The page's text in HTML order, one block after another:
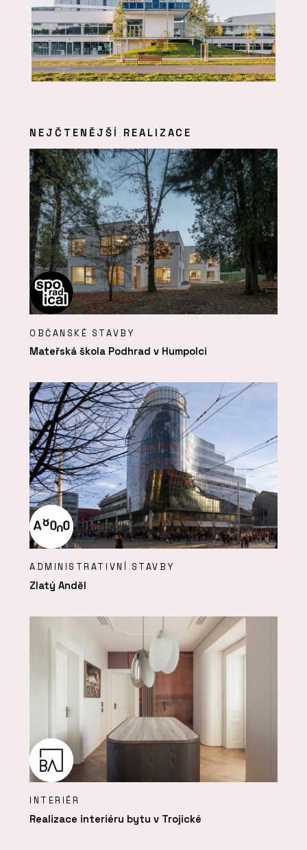
NEJČTENĚJŠÍ REALIZACE
OBČANSKÉ STAVBY
Mateřská škola Podhrad v Humpolci
ADMINISTRATIVNÍ STAVBY
Zlatý Anděl
INTERIÉR
Realizace interiéru bytu v Trojické